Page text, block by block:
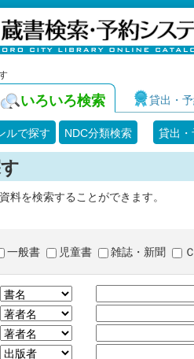
いろいろ検索 貸出・
ルで探す NDC分類検索 貸出
料を検索することができます。
一般書 児童書 雑誌・新聞